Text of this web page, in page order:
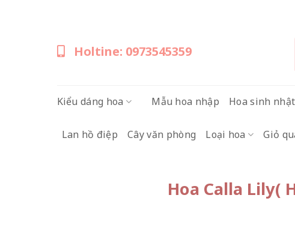
Holtine: 0973545359
Kiểu dáng hoa Mẫu hoa nhập Hoa sinh nhật
Lan hồ điệp Cây văn phòng Loại hoa Giỏ
Hoa Calla Lily(